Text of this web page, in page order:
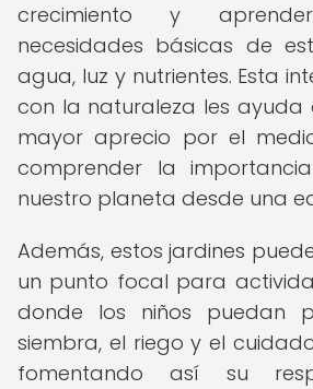
crecimiento y
necesidades básicas de
agua, luz y nutrientes. Esta
con la naturaleza les ayuda
mayor aprecio por el
comprender la
nuestro planeta desde una
Además, estos jardines
un punto focal para
donde los niños puedan
siembra, el riego y el
fomentando así su